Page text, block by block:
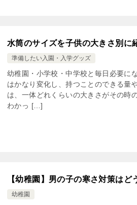
水筒のサイズを子供の大きさ別に
準備したい入園・入学グッズ
幼稚園・小学校・中学校と毎日必要に
はかなり変化し、持つことのできる量
は、一体どれくらいの大きさがその時
わかっ […]
【幼稚園】男の子の寒さ対策は
幼稚園